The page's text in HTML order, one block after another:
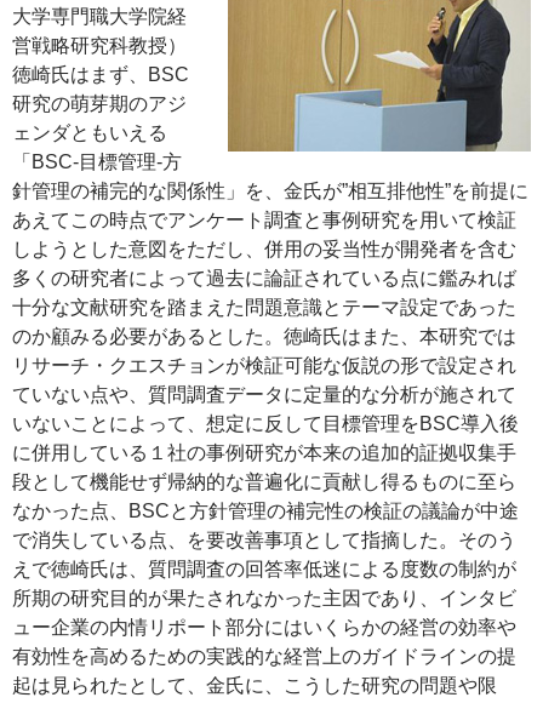
大学専門職大学院経
営戦略研究科教授）
徳崎氏はまず、BSC
研究の萌芽期のアジ
ェンダともいえる
「BSC-目標管理-方
針管理の補完的な関係性」を、金氏が”相互排他性”を前提に
あえてこの時点でアンケート調査と事例研究を用いて検証
しようとした意図をただし、併用の妥当性が開発者を含む
多くの研究者によって過去に論証されている点に鑑みれば
十分な文献研究を踏まえた問題意識とテーマ設定であった
のか顧みる必要があるとした。徳崎氏はまた、本研究では
リサーチ・クエスチョンが検証可能な仮説の形で設定され
ていない点や、質問調査データに定量的な分析が施されて
いないことによって、想定に反して目標管理をBSC導入後
に併用している１社の事例研究が本来の追加的証拠収集手
段として機能せず帰納的な普遍化に貢献し得るものに至ら
なかった点、BSCと方針管理の補完性の検証の議論が中途
で消失している点、を要改善事項として指摘した。そのう
えで徳崎氏は、質問調査の回答率低迷による度数の制約が
所期の研究目的が果たされなかった主因であり、インタビ
ュー企業の内情リポート部分にはいくらかの経営の効率や
有効性を高めるための実践的な経営上のガイドラインの提
起は見られたとして、金氏に、こうした研究の問題や限